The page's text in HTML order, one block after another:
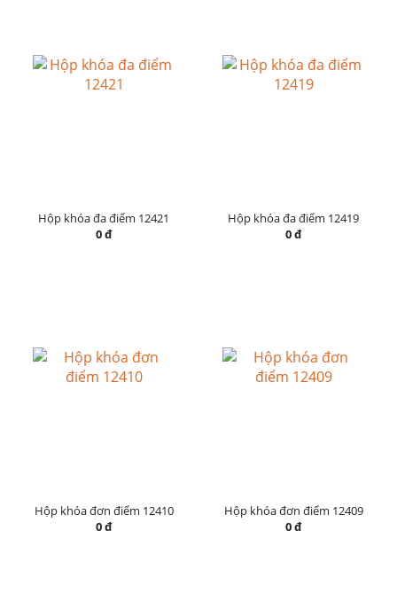
Hộp khóa đa điểm 12421
0 đ
Hộp khóa đa điểm 12419
0 đ
Hộp khóa đơn điểm 12410
0 đ
Hộp khóa đơn điểm 12409
0 đ